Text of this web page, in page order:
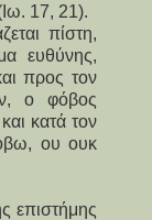
17, 21).
πίστη,
ευθύνης,
προς τον
ο φόβος
κατά τον
ου ουκ
επιστήμης